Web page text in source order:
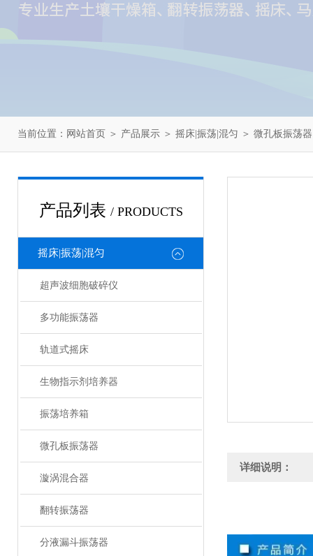
当前位置： 网站首页 ＞ 产品展示 ＞ 摇床|振荡|混匀 ＞ 微孔板振荡器
产品列表 / PRODUCTS
摇床|振荡|混匀
超声波细胞破碎仪
多功能振荡器
轨道式摇床
生物指示剂培养器
振荡培养箱
微孔板振荡器
漩涡混合器
翻转振荡器
分液漏斗振荡器
详细说明：